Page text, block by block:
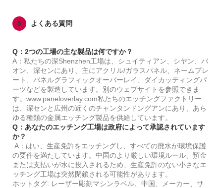
5 よくある質問
Q：2つの工場の主な製品は何ですか？
A：私たちの深Shenzhen工場は、シュイティアン、シヤン、バ
オン、深センにあり、主にアクリル/ガラスパネル、ネームプレ
ート、パネルグラフィックオーバーレイ、ダイカッティングパ
ーツなどを製造しています。別のウェブサイトを参照できま
す。 www.paneloverlay.com私たちのエッチングファクトリー
は、深センと広州の近くのチャンタンドングアンにあり、あら
ゆる種類の金属エッチング製品を供給しています。
Q：あなたのエッチング工場は政府によって承認されています
か？
A：はい、生産免許をエッチングし、すべての廃水が環境保護
の要件を満たしています。中国のより厳しい環境ルール、預金
または支払いが水に投入されるため、生産免許のない小さなエ
ッチング工場は突然閉鎖される可能性があります。
ホットタグ: レーザー彫刻マシンラベル、中国、メーカー、サ